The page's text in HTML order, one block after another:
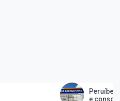
Peruíbe inaugura Casa
e consolida quarteirão